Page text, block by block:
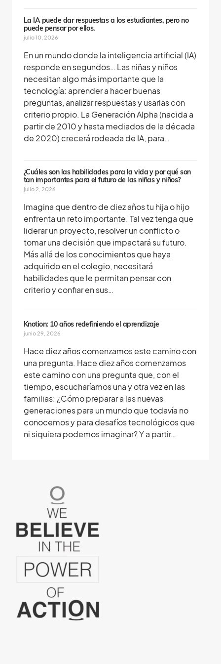
La IA puede dar respuestas a los estudiantes, pero no
puede pensar por ellos.
julio 10, 2026
En un mundo donde la inteligencia artificial (IA)
responde en segundos… Las niñas y niños
necesitan algo más importante que la
tecnología: aprender a hacer buenas
preguntas, analizar respuestas y usarlas con
criterio propio. La Generación Alpha (nacida a
partir de 2010 y hasta mediados de la década
de 2020) crecerá rodeada de IA, para…
¿Cuáles son las habilidades para la vida y por qué son
tan importantes para el futuro de las niñas y niños?
julio 2, 2026
Imagina que dentro de diez años tu hija o hijo
enfrenta un reto importante. Tal vez tenga que
liderar un proyecto, resolver un conflicto o
tomar una decisión que impactará su futuro.
Más allá de los conocimientos que haya
adquirido en el colegio, necesitará
habilidades que le permitan pensar con
criterio y confiar en sus…
Knotion: 10 años redefiniendo el aprendizaje
junio 29, 2026
Hace diez años comenzamos este camino con
una pregunta. Hace diez años comenzamos
este camino con una pregunta que, con el
tiempo, escucharíamos una y otra vez en las
familias: ¿Cómo preparar a las nuevas
generaciones para un mundo que todavía no
conocemos y para desafíos tecnológicos que
ni siquiera podemos imaginar? Y a partir…